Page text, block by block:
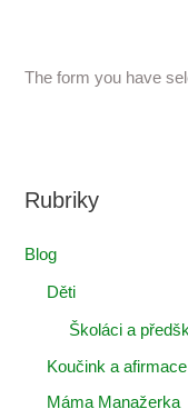
The form you have
Rubriky
Blog
Děti
Školáci a
Koučink a afirmace
Máma Manažerka